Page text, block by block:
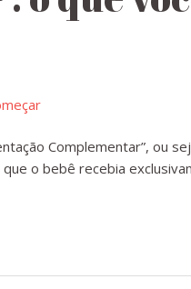
Complementar”, ou
o bebê recebia